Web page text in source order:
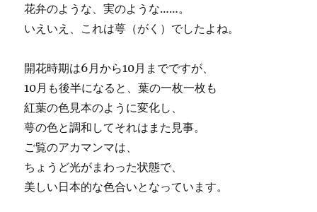
花弁のような、実のような……。
いえいえ、これは萼（がく）でしたよね。
開花時期は6月から10月までですが、
10月も後半になると、葉の一枚一枚も
紅葉の色見本のように変化し、
萼の色と調和してそれはまた見事。
ご覧のアカマンマは、
ちょうど光がまわった状態で、
美しい日本的な色合いとなっています。